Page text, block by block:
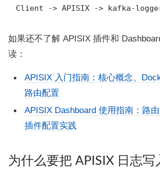
如果还不了解 APISIX 插件和
读：
APISIX 入门指南：核心概念、
路由配置
APISIX Dashboard 使用指南：路
插件配置实践
为什么要把 APISIX 日志写